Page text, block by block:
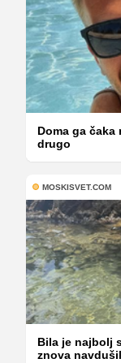
Doma ga
drugo
MOSKISVET.COM
Bila je najbolj
znova